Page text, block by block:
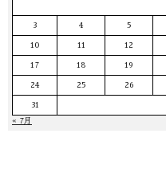
3 4 5
10 11 12
17 18 19
24 25 26
31
« 7月